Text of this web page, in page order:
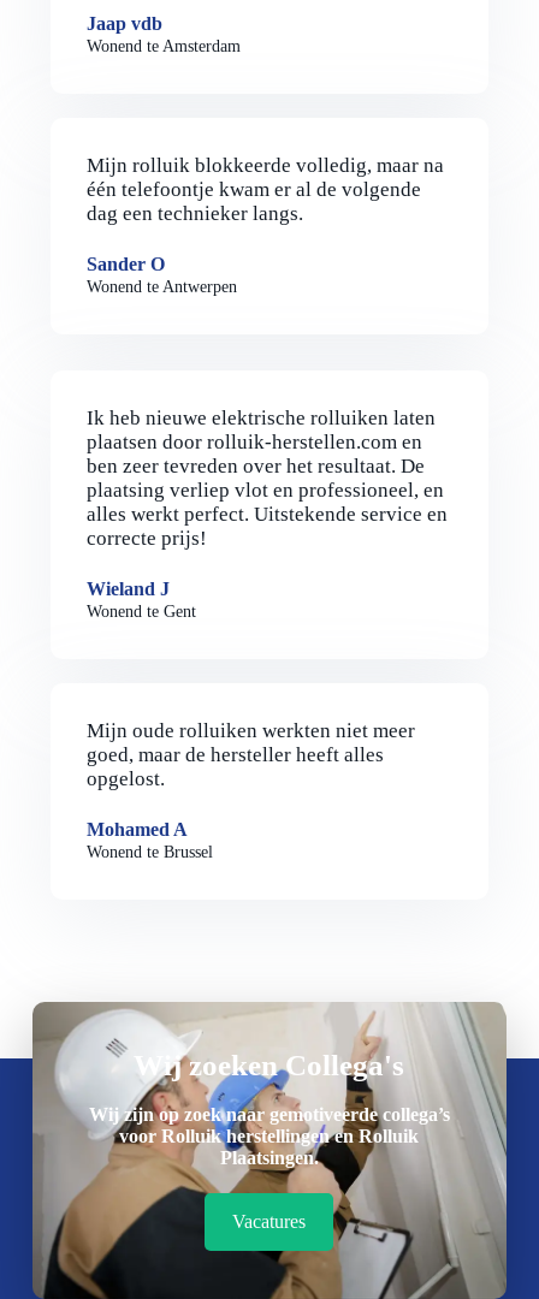
Jaap vdb
Wonend te Amsterdam
Mijn rolluik blokkeerde volledig, maar na
één telefoontje kwam er al de volgende
dag een technieker langs.
Sander O
Wonend te Antwerpen
Ik heb nieuwe elektrische rolluiken laten
plaatsen door rolluik-herstellen.com en
ben zeer tevreden over het resultaat. De
plaatsing verliep vlot en professioneel, en
alles werkt perfect. Uitstekende service en
correcte prijs!
Wieland J
Wonend te Gent
Mijn oude rolluiken werkten niet meer
goed, maar de hersteller heeft alles
opgelost.
Mohamed A
Wonend te Brussel
Wij zoeken Collega's
Wij zijn op zoek naar gemotiveerde collega’s
voor Rolluik herstellingen en Rolluik
Plaatsingen.
Vacatures